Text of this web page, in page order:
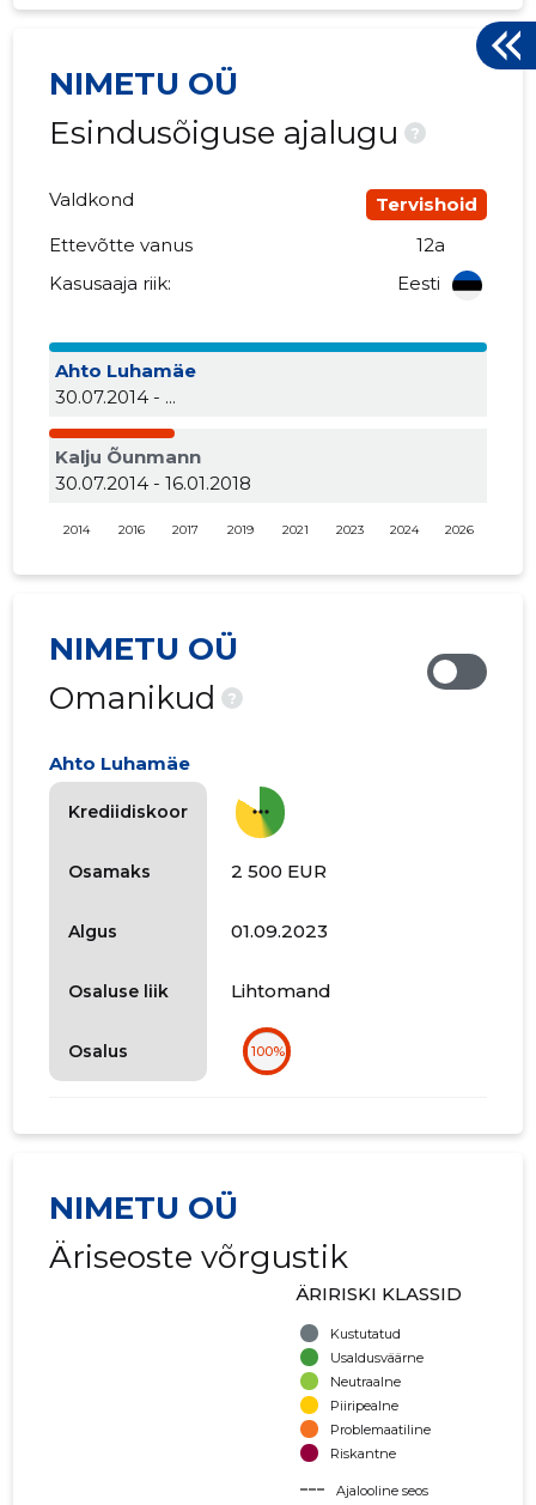
NIMETU OÜ
Esindusõiguse ajalugu
?
Valdkond
Tervishoid
Ettevõtte vanus
12a
Kasusaaja riik:
Eesti
Ahto Luhamäe
30.07.2014 - ...
Kalju Õunmann
30.07.2014 - 16.01.2018
2014 2016 2017 2019 2021 2023 2024 2026
NIMETU OÜ
Omanikud
?
Krediidiskoor
Osamaks
Algus
Osaluse liik
Osalus
Ahto Luhamäe
more_horiz
2 500 EUR
01.09.2023
Lihtomand
100%
NIMETU OÜ
Äriseoste võrgustik
ÄRIRISKI KLASSID
Kustutatud
Usaldusväärne
Neutraalne
Piiripealne
Problemaatiline
Riskantne
Ajalooline seos